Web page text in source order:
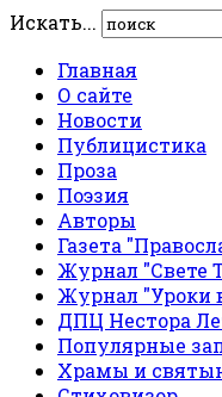
Искать...
Главная
О сайте
Новости
Публицистика
Проза
Поэзия
Авторы
Газета
Журнал "Свете
Журнал "Уроки
ДПЦ Нестора
Популярные
Храмы и